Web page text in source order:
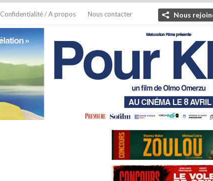
Confidentialité / A propos Nous contacter Nous